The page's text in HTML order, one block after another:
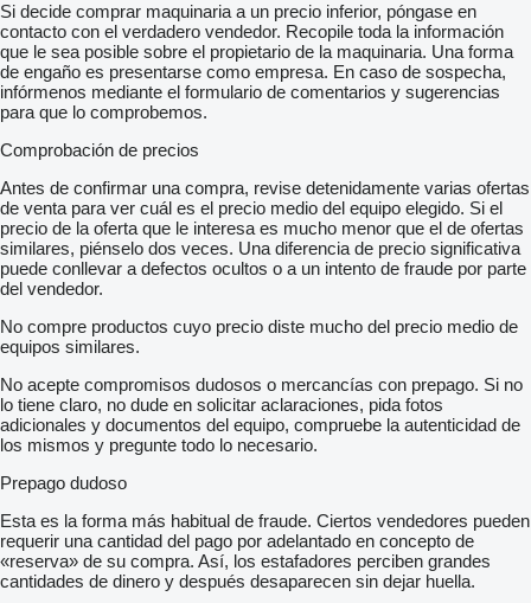
Si decide comprar maquinaria a un precio inferior, póngase en
contacto con el verdadero vendedor. Recopile toda la información
que le sea posible sobre el propietario de la maquinaria. Una forma
de engaño es presentarse como empresa. En caso de sospecha,
infórmenos mediante el formulario de comentarios y sugerencias
para que lo comprobemos.
Comprobación de precios
Antes de confirmar una compra, revise detenidamente varias ofertas
de venta para ver cuál es el precio medio del equipo elegido. Si el
precio de la oferta que le interesa es mucho menor que el de ofertas
similares, piénselo dos veces. Una diferencia de precio significativa
puede conllevar a defectos ocultos o a un intento de fraude por parte
del vendedor.
No compre productos cuyo precio diste mucho del precio medio de
equipos similares.
No acepte compromisos dudosos o mercancías con prepago. Si no
lo tiene claro, no dude en solicitar aclaraciones, pida fotos
adicionales y documentos del equipo, compruebe la autenticidad de
los mismos y pregunte todo lo necesario.
Prepago dudoso
Esta es la forma más habitual de fraude. Ciertos vendedores pueden
requerir una cantidad del pago por adelantado en concepto de
«reserva» de su compra. Así, los estafadores perciben grandes
cantidades de dinero y después desaparecen sin dejar huella.